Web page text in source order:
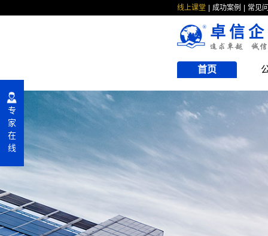
线上课堂 成功案例 常见
卓信
首页
专
家
在
线